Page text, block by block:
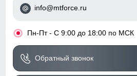
info@mtforce.ru
• Пн-Пт - С 9:00 до 18:00 по МСК
Обратный звонок